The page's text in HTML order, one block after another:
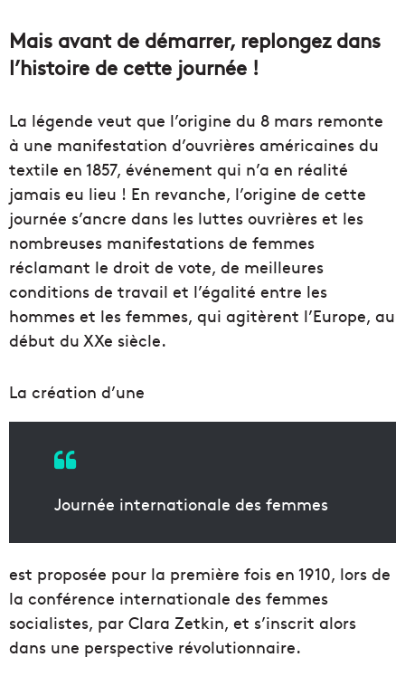
Mais avant de démarrer, replongez dans
l’histoire de cette journée !
La légende veut que l’origine du 8 mars remonte
à une manifestation d’ouvrières américaines du
textile en 1857, événement qui n’a en réalité
jamais eu lieu ! En revanche, l’origine de cette
journée s’ancre dans les luttes ouvrières et les
nombreuses manifestations de femmes
réclamant le droit de vote, de meilleures
conditions de travail et l’égalité entre les
hommes et les femmes, qui agitèrent l’Europe, au
début du XXe siècle.
La création d’une
Journée internationale des femmes
est proposée pour la première fois en 1910, lors de
la conférence internationale des femmes
socialistes, par Clara Zetkin, et s’inscrit alors
dans une perspective révolutionnaire.